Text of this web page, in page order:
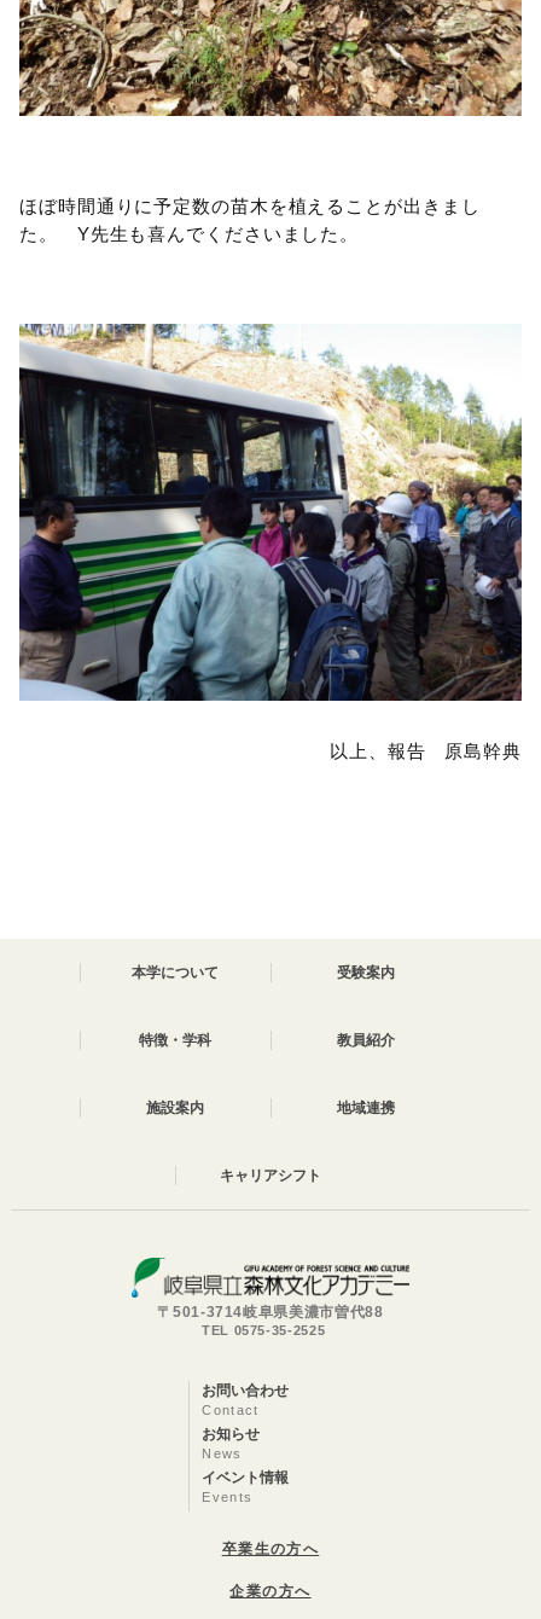
ほぼ時間通りに予定数の苗木を植えることが出きまし
た。 Y先生も喜んでくださいました。
以上、報告 原島幹典
本学について 受験案内
特徴・学科 教員紹介
施設案内 地域連携
キャリアシフト
〒501-3714岐阜県美濃市曽代88
TEL 0575-35-2525
お問い合わせ
Contact
お知らせ
News
イベント情報
Events
卒業生の方へ
企業の方へ